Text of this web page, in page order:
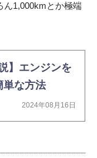
ん1,000kmとか極端
】エンジンを
単な方法
2024年08月16日